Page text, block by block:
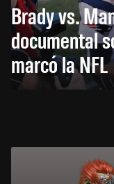
Brady vs.
documental
marcó la NFL